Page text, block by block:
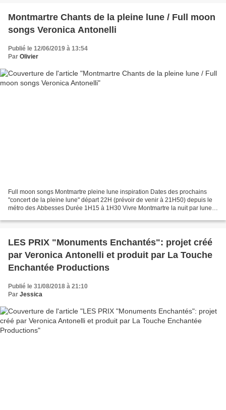
Montmartre Chants de la pleine lune / Full moon
songs Veronica Antonelli
Publié le 12/06/2019 à 13:54
Par Olivier
Full moon songs Montmartre pleine lune inspiration Dates des prochains
"concert de la pleine lune" départ 22H (prévoir de venir à 21H50) depuis le
métro des Abbesses Durée 1H15 à 1H30 Vivre Montmartre la nuit par lune
LES PRIX "Monuments Enchantés": projet créé
par Veronica Antonelli et produit par La Touche
Enchantée Productions
Publié le 31/08/2018 à 21:10
Par Jessica